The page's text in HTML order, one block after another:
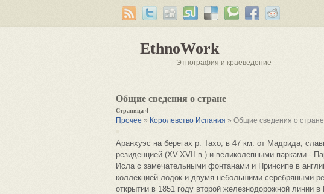
EthnoWork
Этнография и краеведение
Общие сведения о стране
Страница 4
Прочее » Королевство Испания » Общие сведения о стране
Аранхуэс на берегах р. Тахо, в 47 км. от Мадрида,
резиденцией (XV-XVII в.) и великолепными парками -
Исла с замечательными фонтанами и Принсипе в
коллекцией лодок и двумя небольшими серебряными
открытии в 1851 году второй железнодорожной линии